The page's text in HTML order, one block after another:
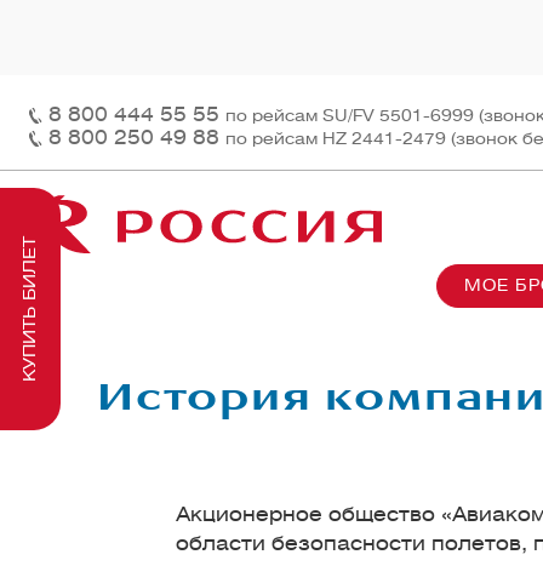
8 800 444 55 55 по рейсам SU/FV 5501-6999
8 800 250 49 88 по рейсам HZ 2441-2479 (звонок
МОЕ
Заказ
История
Акционерное общество
области безопасности
КУПИТЬ БИЛЕТ